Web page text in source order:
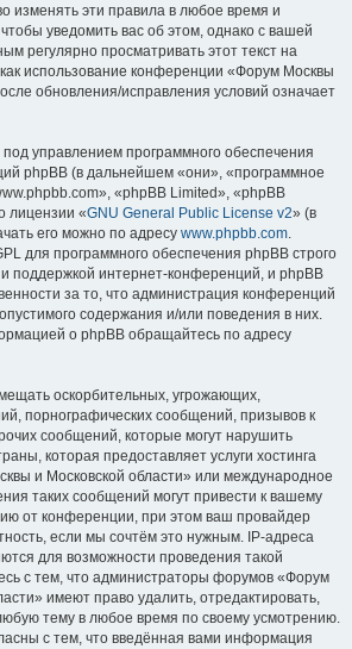
изменять эти правила в любое время и
уведомить вас об этом, однако с вашей
регулярно просматривать этот текст на
использование конференции «Форум Москвы
обновления/исправления условий означает
управлением программного обеспечения
phpBB (в дальнейшем «они», «программное
«phpBB Limited», «phpBB
лицензии «GNU General Public License v2» (в
его можно по адресу www.phpbb.com.
для программного обеспечения phpBB строго
поддержкой интернет-конференций, и phpBB
за то, что администрация конференций
содержания и/или поведения в них.
о phpBB обращайтесь по адресу
оскорбительных, угрожающих,
порнографических сообщений, призывов к
сообщений, которые могут нарушить
которая предоставляет услуги хостинга
и Московской области» или международное
таких сообщений могут привести к вашему
от конференции, при этом ваш провайдер
если мы сочтём это нужным. IP-адреса
для возможности проведения такой
с тем, что администраторы форумов «Форум
имеют право удалить, отредактировать,
тему в любое время по своему усмотрению.
с тем, что введённая вами информация